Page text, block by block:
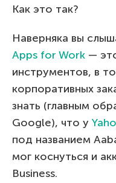
Как это так?
Наверняка вы
Apps for Work —
инструментов, в
корпоративных
знать (главным
Google), что у
под названием
мог коснуться и
Business.